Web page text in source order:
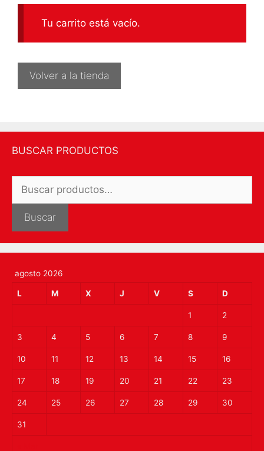
Tu carrito está vacío.
Volver a la tienda
BUSCAR PRODUCTOS
por:
Buscar
agosto 2026
L M X J V S D
1 2
3 4 5 6 7 8 9
10 11 12 13 14 15 16
17 18 19 20 21 22 23
24 25 26 27 28 29 30
31